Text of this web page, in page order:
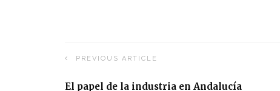
PREVIOUS ARTICLE
El papel de la industria en Andalucía